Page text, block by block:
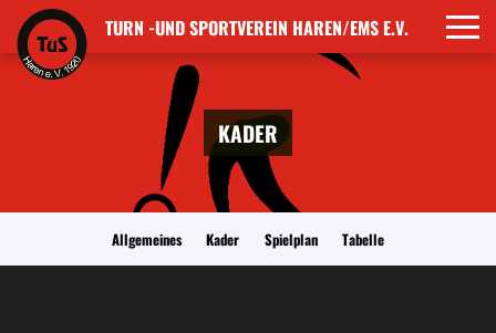
TURN -UND SPORTVEREIN HAREN/EMS E.V.
KADER
Allgemeines Kader Spielplan Tabelle